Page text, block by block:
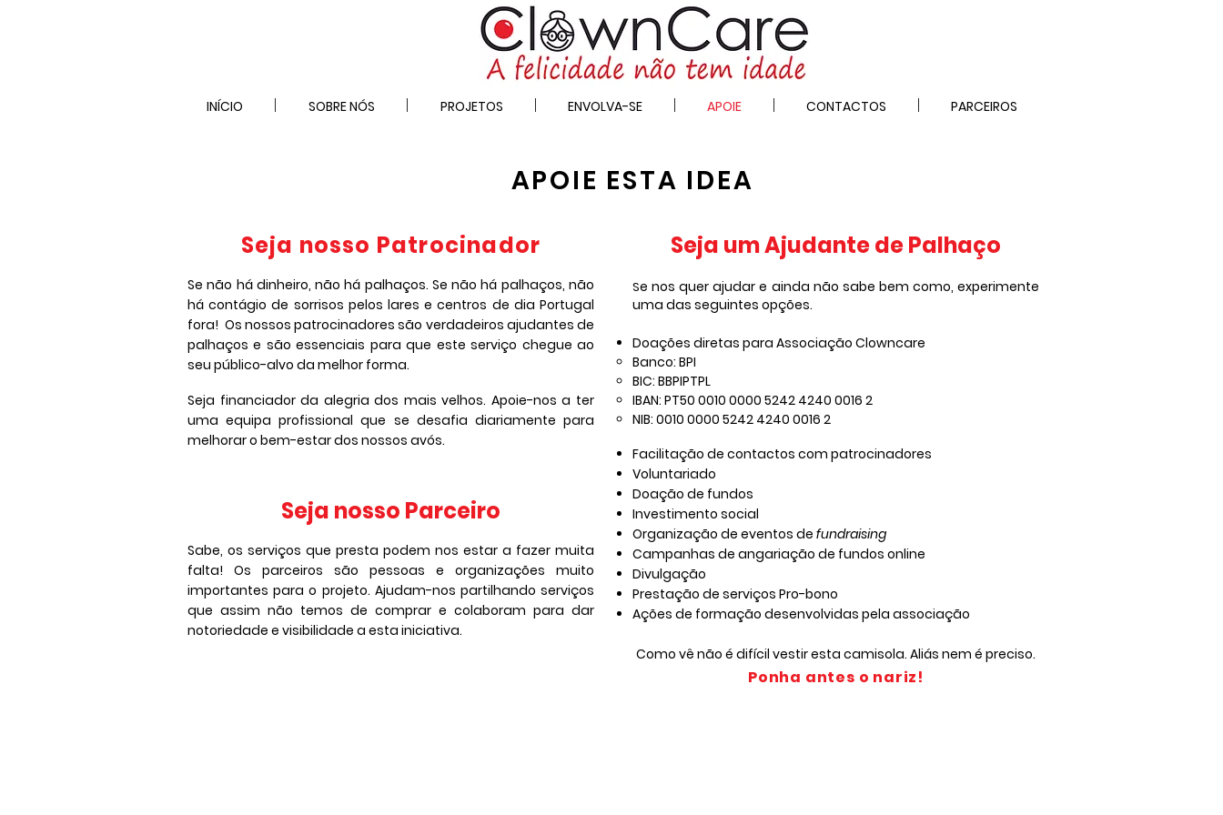
INÍCIO SOBRE NÓS PROJETOS ENVOLVA-SE APOIE CONTACTOS PARCEIROS
APOIE ESTA IDEA
Seja um Ajudante de Palhaço
Se nos quer ajudar e ainda não sabe bem como, experimente
uma das seguintes opções.
Doações diretas para Associação Clowncare
Banco: BPI
BIC: BBPIPTPL
IBAN: PT50 0010 0000 5242 4240 0016 2
​NIB: 0010 0000 5242 4240 0016 2
Facilitação de contactos com patrocinadores
Voluntariado
Doação de fundos
Investimento social
Organização de eventos de fundraising
Campanhas de angariação de fundos online
Divulgação
Prestação de serviços Pro-bono
Ações de formação desenvolvidas pela associação
Como vê não é difícil vestir esta camisola. Aliás nem é preciso.
Ponha antes o nariz!
Seja nosso Patrocinador
Se não há dinheiro, não há palhaços. Se não há palhaços, não
há contágio de sorrisos pelos lares e centros de dia Portugal
fora! Os nossos patrocinadores são verdadeiros ajudantes de
palhaços e são essenciais para que este serviço chegue ao
seu público-alvo da melhor forma.
Seja financiador da alegria dos mais velhos. Apoie-nos a ter
uma equipa profissional que se desafia diariamente para
melhorar o bem-estar dos nossos avós.
Seja nosso Parceiro
Sabe, os serviços que presta podem nos estar a fazer muita
falta! Os parceiros são pessoas e organizações muito
importantes para o projeto. Ajudam-nos partilhando serviços
que assim não temos de comprar e colaboram para dar
notoriedade e visibilidade a esta iniciativa.